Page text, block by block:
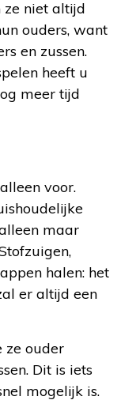
ze niet altijd
ouders, want
en zussen.
heeft u
meer tijd
voor.
maar
halen: het
er altijd een
ze ouder
Dit is iets
mogelijk is.